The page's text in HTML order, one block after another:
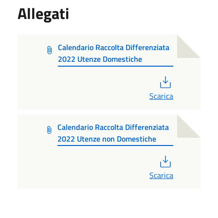
Allegati
Calendario Raccolta Differenziata
2022 Utenze Domestiche
Scarica
Calendario Raccolta Differenziata
2022 Utenze non Domestiche
Scarica